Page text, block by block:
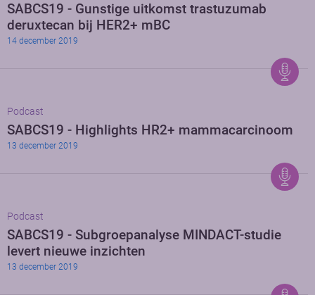
SABCS19 - Gunstige uitkomst trastuzumab
deruxtecan bij HER2+ mBC
14 december 2019
Podcast
SABCS19 - Highlights HR2+ mammacarcinoom
13 december 2019
Podcast
SABCS19 - Subgroepanalyse MINDACT-studie
levert nieuwe inzichten
13 december 2019